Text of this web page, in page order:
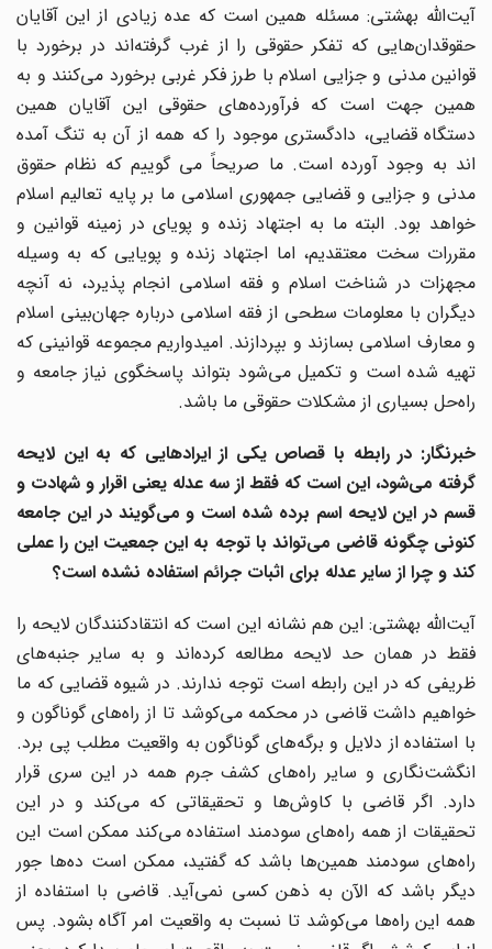
آیت‌الله بهشتی: مسئله همین است که عده زیادی از این آقایان
حقوقدان‌هایی که تفکر حقوقی را از غرب گرفته‌اند در برخورد با
قوانین مدنی و جزایی اسلام با طرز فکر غربی برخورد می‌کنند و به
همین جهت است که فرآورده‌های حقوقی این آقایان همین
دستگاه قضایی، دادگستری موجود را که همه از آن به تنگ آمده
اند به وجود آورده است. ما صریحاً می گوییم که نظام حقوق
مدنی و جزایی و قضایی جمهوری اسلامی ما بر پایه تعالیم اسلام
خواهد بود. البته ما به اجتهاد زنده و پویای در زمینه قوانین و
مقررات سخت معتقدیم، اما اجتهاد زنده و پویایی که به وسیله
مجهزات در شناخت اسلام و فقه اسلامی انجام پذیرد، نه آنچه
دیگران با معلومات سطحی از فقه اسلامی درباره جهان‌بینی اسلام
و معارف اسلامی بسازند و بپردازند. امیدواریم مجموعه قوانینی که
تهیه شده است و تکمیل می‌شود بتواند پاسخگوی نیاز جامعه و
راه‌حل بسیاری از مشکلات حقوقی ما باشد.
خبرنگار: در رابطه با قصاص یکی از ایرادهایی که به این لایحه
گرفته می‌شود، این است که فقط از سه عدله یعنی اقرار و شهادت و
قسم در این لایحه اسم برده شده است و می‌گویند در این جامعه
کنونی چگونه قاضی می‌تواند با توجه به این جمعیت این را عملی
کند و چرا از سایر عدله برای اثبات جرائم استفاده نشده است؟
آیت‌الله بهشتی: این هم نشانه این است که انتقادکنندگان لایحه را
فقط در همان حد لایحه مطالعه کرده‌اند و به سایر جنبه‌های
ظریفی که در این رابطه است توجه ندارند. در شیوه قضایی که ما
خواهیم داشت قاضی در محکمه می‌کوشد تا از راه‌های گوناگون و
با استفاده از دلایل و برگه‌های گوناگون به واقعیت مطلب پی برد.
انگشت‌نگاری و سایر راه‌های کشف جرم همه در این سری قرار
دارد. اگر قاضی با کاوش‌ها و تحقیقاتی که می‌کند و در این
تحقیقات از همه راه‌های سودمند استفاده می‌کند ممکن است این
راه‌های سودمند همین‌ها باشد که گفتید، ممکن است ده‌ها جور
دیگر باشد که الآن به ذهن کسی نمی‌آید. قاضی با استفاده از
همه این راه‌ها می‌کوشد تا نسبت به واقعیت امر آگاه بشود. پس